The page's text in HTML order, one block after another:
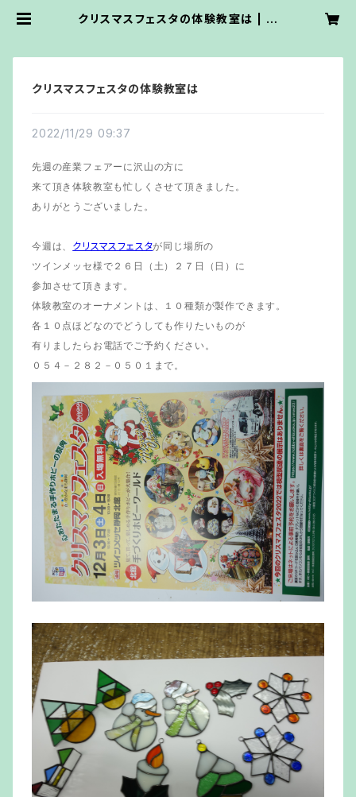
クリスマスフェスタの体験教室は | ワ
クリスマスフェスタの体験教室は
2022/11/29 09:37
先週の産業フェアーに沢山の方に
来て頂き体験教室も忙しくさせて頂きました。
ありがとうございました。
今週は、 クリスマスフェスタが同じ場所の
ツインメッセ様で２６日（土）２７日（日）に
参加させて頂きます。
体験教室のオーナメントは、１０種類が製作できます。
各１０点ほどなのでどうしても作りたいものが
有りましたらお電話でご予約ください。
０５４－２８２－０５０１まで。